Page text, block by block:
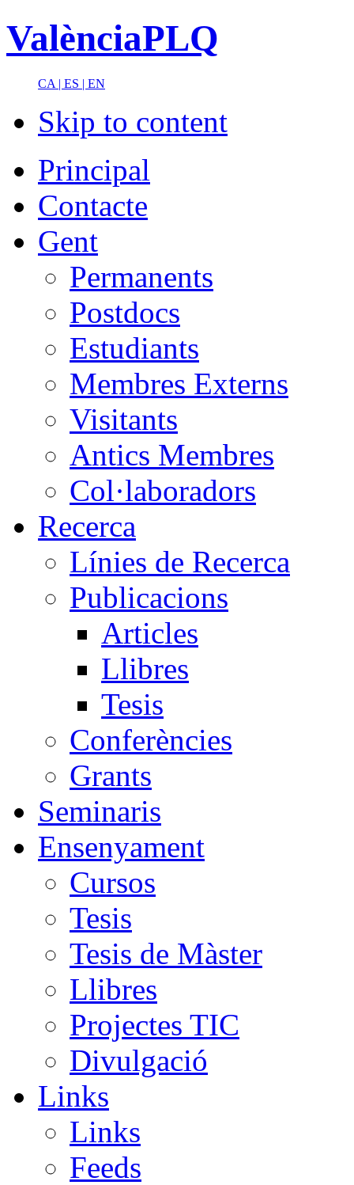
ValènciaPLQ
CA | ES | EN
Skip to content
Principal
Contacte
Gent
Permanents
Postdocs
Estudiants
Membres Externs
Visitants
Antics Membres
Col·laboradors
Recerca
Línies de Recerca
Publicacions
Articles
Llibres
Tesis
Conferències
Grants
Seminaris
Ensenyament
Cursos
Tesis
Tesis de Màster
Llibres
Projectes TIC
Divulgació
Links
Links
Feeds